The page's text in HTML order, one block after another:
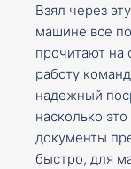
Взял через
машине все
прочитают
работу
надежный
насколько
документы
быстро, для